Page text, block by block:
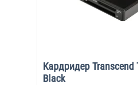
Кардридер Transcend
Black